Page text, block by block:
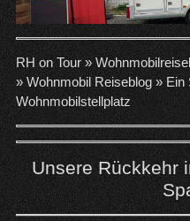
RH on Tour »
» Wohnmobil Reiseblog» Ein
Wohnmobilstellplatz
Unsere Rückkehr